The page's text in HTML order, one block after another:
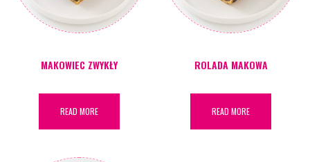
MAKOWIEC ZWYKŁY
READ MORE
ROLADA MAKOWA
READ MORE